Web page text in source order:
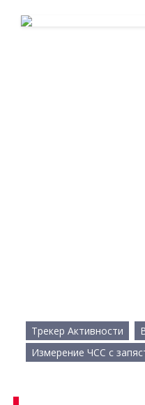
Трекер Активности
Измерение ЧСС с